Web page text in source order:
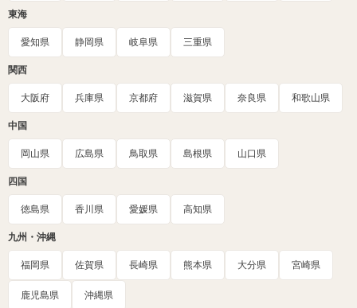
東海
愛知県 静岡県 岐阜県 三重県
関西
大阪府 兵庫県 京都府 滋賀県 奈良県 和歌山県
中国
岡山県 広島県 鳥取県 島根県 山口県
四国
徳島県 香川県 愛媛県 高知県
九州・沖縄
福岡県 佐賀県 長崎県 熊本県 大分県 宮崎県
鹿児島県 沖縄県